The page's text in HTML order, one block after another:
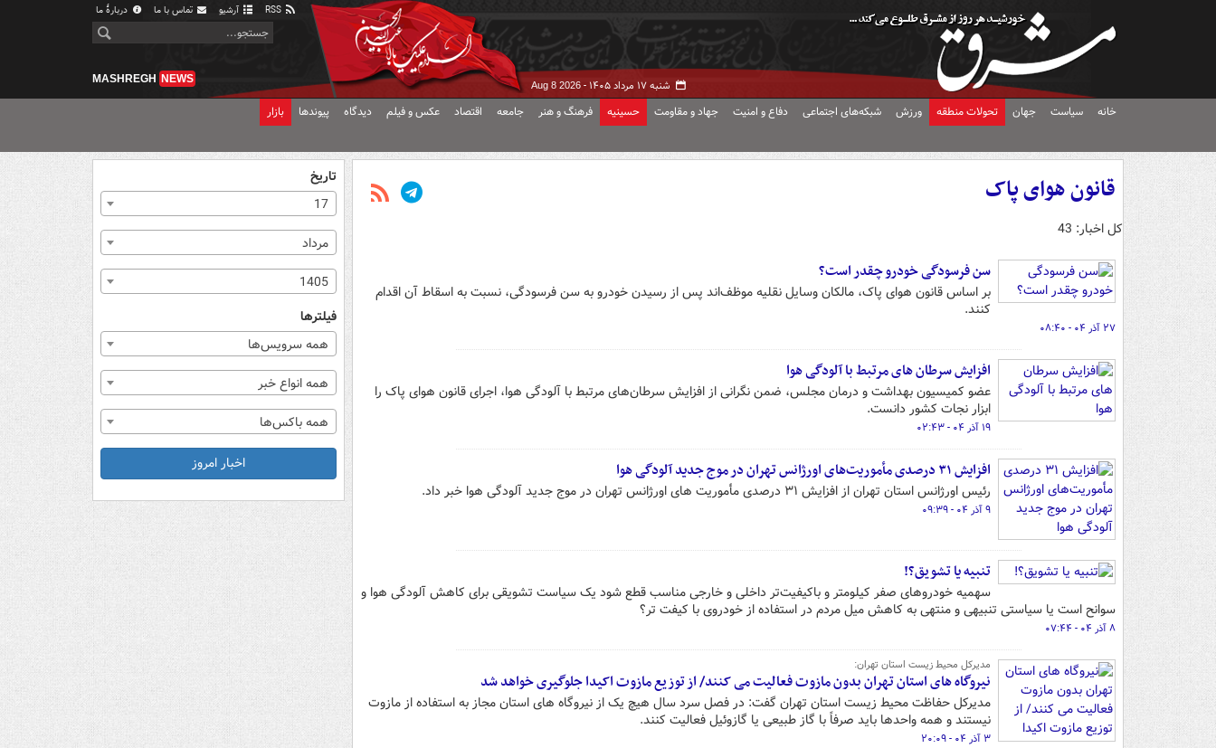
آرشیو تماس با ما دربارهٔ ما
شنبه ۱۷ مرداد ۱۴۰۵ - Aug 8 2026
MASHREGH NEWS
خانه سیاست جهان تحولات منطقه ورزش شبکه‌های اجتماعی دفاع و امنیت جهاد و مقاومت حسینیه فرهنگ و هنر جامعه اقتصاد عکس و فیلم دیدگاه پیوندها بازار
قانون هوای پاک
کل اخبار: 43
سن فرسودگی خودرو چقدر است؟
بر اساس قانون هوای پاک، مالکان وسایل نقلیه موظف‌اند پس از رسیدن خودرو به سن فرسودگی، نسبت به اسقاط آن اقدام
کنند.
۲۷ آذر ۰۴ - ۰۸:۴۰
افزایش سرطان های مرتبط با آلودگی هوا
عضو کمیسیون بهداشت و درمان مجلس، ضمن نگرانی از افزایش سرطان‌های مرتبط با آلودگی هوا، اجرای قانون هوای پاک را
ابزار نجات کشور دانست.
۱۹ آذر ۰۴ - ۰۲:۴۳
افزایش ۳۱ درصدی مأموریت‌های اورژانس تهران در موج جدید آلودگی هوا
رئیس اورژانس استان تهران از افزایش ۳۱ درصدی مأموریت های اورژانس تهران در موج جدید آلودگی هوا خبر داد.
۹ آذر ۰۴ - ۰۹:۳۹
تنبیه یا تشویق؟!
سهمیه خودروهای صفر کیلومتر و باکیفیت‌تر داخلی و خارجی مناسب قطع شود یک سیاست تشویقی برای کاهش آلودگی هوا و
سوانح است یا سیاستی تنبیهی و منتهی به کاهش میل مردم در استفاده از خودروی با کیفت تر؟
۸ آذر ۰۴ - ۰۷:۴۴
مدیرکل محیط زیست استان تهران:
نیروگاه‌ های استان تهران بدون مازوت فعالیت می‌ کنند/ از توزیع مازوت اکیدا جلوگیری خواهد شد
مدیرکل حفاظت محیط‌ زیست استان تهران گفت: در فصل سرد سال هیچ‌ یک از نیروگاه‌ های استان مجاز به استفاده از مازوت
نیستند و همه واحدها باید صرفاً با گاز طبیعی یا گازوئیل فعالیت کنند.
۳ آذر ۰۴ - ۲۰:۰۹
تاریخ
17
مرداد
1405
فیلترها
همه سرویس‌ها
همه انواع خبر
همه باکس‌ها
اخبار امروز